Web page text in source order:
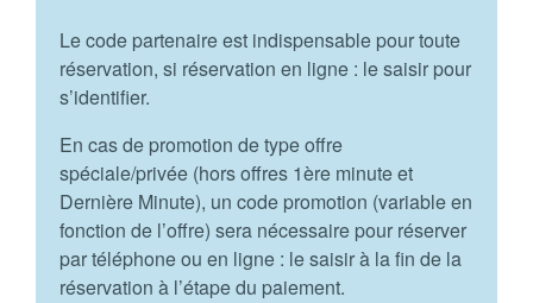
Le code partenaire est indispensable pour toute
réservation, si réservation en ligne : le saisir pour
s’identifier.
En cas de promotion de type offre
spéciale/privée (hors offres 1ère minute et
Dernière Minute), un code promotion (variable en
fonction de l’offre) sera nécessaire pour réserver
par téléphone ou en ligne : le saisir à la fin de la
réservation à l’étape du paiement.